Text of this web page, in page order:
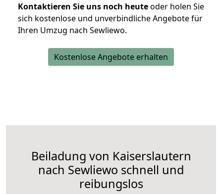
Kontaktieren Sie uns noch heuteoder holen Sie
sich kostenlose und unverbindliche Angebote für
Ihren Umzug nach Sewliewo.
Kostenlose Angebote erhalten
Beiladung von Kaiserslautern
nach Sewliewo schnell und
reibungslos